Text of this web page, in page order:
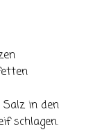
in den
schlagen.